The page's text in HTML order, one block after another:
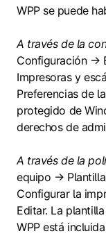
WPP se puede
A través de la
Configuración →
Impresoras y
Preferencias de
protegido de
derechos de
A través de la
equipo →
Configurar la
Editar. La
WPP está